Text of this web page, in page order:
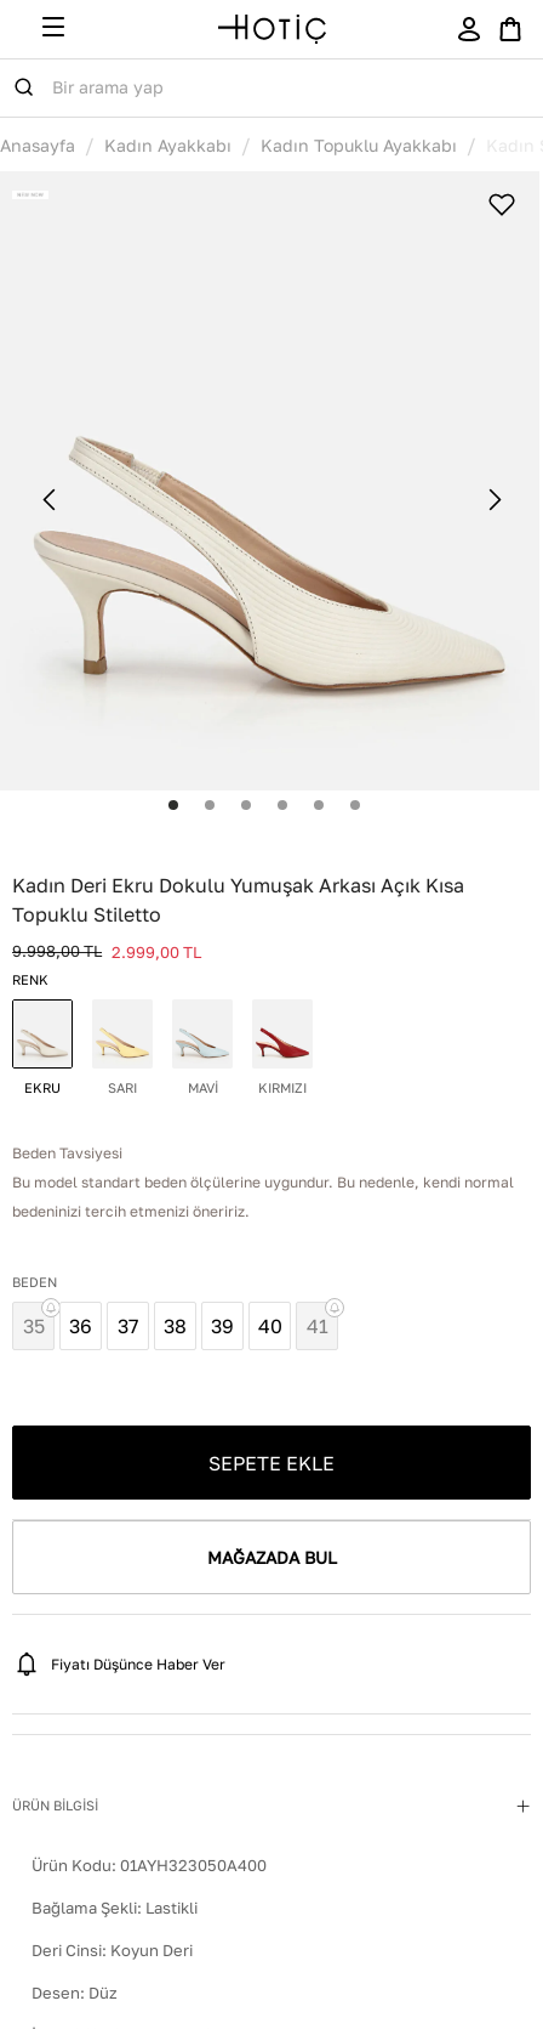
Anasayfa / Kadın Ayakkabı / Kadın Topuklu Ayakkabı /
Kadın Deri Ekru Dokulu Yumuşak Arkası Açık Kısa
Topuklu Stiletto
9.998,00TL 2.999,00TL
RENK
EKRU SARI MAVİ KIRMIZI
Beden Tavsiyesi
Bu model standart beden ölçülerine uygundur. Bu nedenle, kendi normal
bedeninizi tercih etmenizi öneririz.
BEDEN
35 36 37 38 39 40 41
SEPETE EKLE
MAĞAZADA BUL
Fiyatı Düşünce Haber Ver
ÜRÜN BİLGİSİ
Ürün Kodu: 01AYH323050A400
Bağlama Şekli: Lastikli
Deri Cinsi: Koyun Deri
Desen: Düz